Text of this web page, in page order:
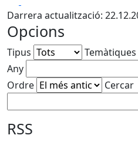
Darrera actualització:
Opcions
Tipus
Temàtiques
Any
Ordre
Cercar
RSS